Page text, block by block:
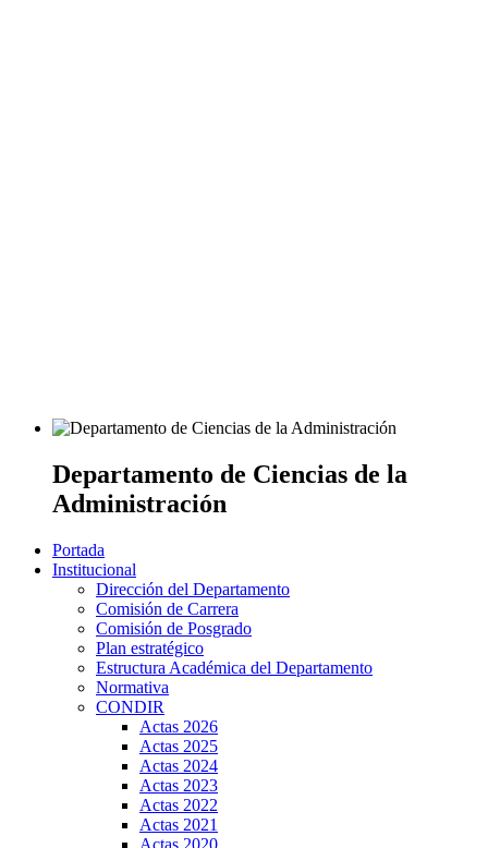
Departamento de Ciencias de la
Administración
Portada
Institucional
Dirección del Departamento
Comisión de Carrera
Comisión de Posgrado
Plan estratégico
Estructura Académica del Departamento
Normativa
CONDIR
Actas 2026
Actas 2025
Actas 2024
Actas 2023
Actas 2022
Actas 2021
Actas 2020